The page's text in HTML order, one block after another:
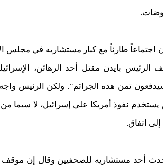
طارئاً مع كبار مستشاريه في مجلس
الرئيس بايدن مقتل أحد الرهائن،
ثمن هذه الجرائم”. ولكن الرئيس واجه
يستخدم نفوذ أمريكا على إسرائيل، لا سيما
إلى اتفاق.
أحد مستشاريه للصحفيين وقال إن موقف